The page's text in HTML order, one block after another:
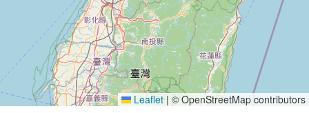
Leaflet |© OpenStreetMap contributors